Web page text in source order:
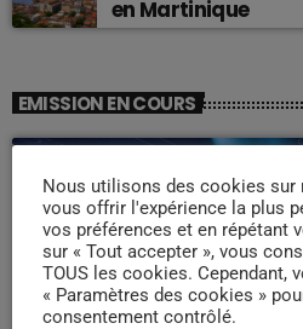
en Martinique
EMISSION EN COURS
Nous utilisons des cookies sur
vous offrir l'expérience la plus
vos préférences et en répétant
sur « Tout accepter », vous
TOUS les cookies. Cependant,
« Paramètres des cookies »
consentement contrôlé.